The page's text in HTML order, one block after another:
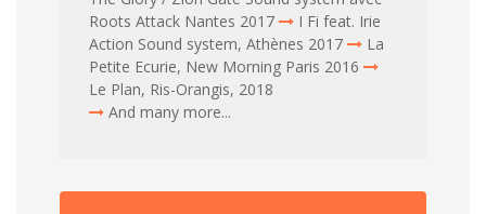
Roots Attack Nantes 2017
I Fi feat. Irie
Action Sound system, Athènes 2017
La
Petite Ecurie, New Morning Paris 2016
Le Plan, Ris-Orangis, 2018
And many more...